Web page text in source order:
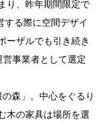
り、昨年期間限定で
する際に空間デザイ
ーザルでも引き続き
事業者として選定
森」。中心をぐるり
木の家具は場所を選